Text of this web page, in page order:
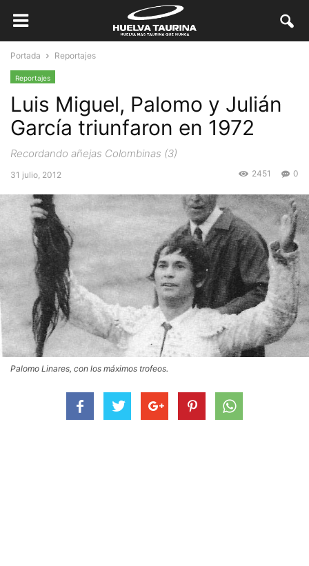
Portada Reportajes
Reportajes
Luis Miguel, Palomo y Julián
García triunfaron en 1972
Recordando añejas Colombinas (3)
31 julio, 2012 0
2451
Palomo Linares, con los máximos trofeos.